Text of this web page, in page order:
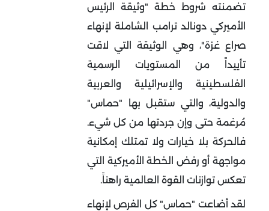
تضمنته شروط خطة "وثيقة الرئيس
الأميركي دونالد ترامب الشاملة لإنهاء
صراع غزة"، وهي الوثيقة التي لاقت
تأييداً من المستويات الرسمية
الفلسطينية والإسرائيلية والعربية
والدولية، والتي ستقبل بها "حماس"
مُرغمة حتى وإن جردتها من كل شيء.
فالحركة بلا خيارات ولا تمتلك إمكانية
مواجهة أو رفض الخطة الأميركية التي
تعكس توازنات القوة العالمية راهناً.
لقد أضاعت "حماس" كل الفرص لإنهاء